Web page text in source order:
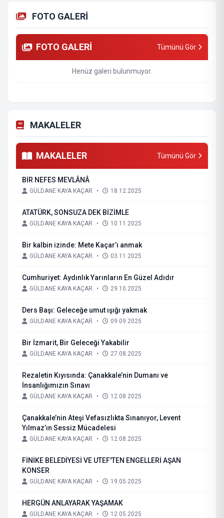
FOTO GALERİ
FOTO GALERİ Tümünü Gör
Henüz galeri bulunmuyor.
MAKALELER
MAKALELER Tümünü Gör
BİR NEFES MEVLÂNÂ
GÜLDANE KAYA KAÇAR • 18.12.2025
ATATÜRK, SONSUZA DEK BİZİMLE
GÜLDANE KAYA KAÇAR • 10.11.2025
Bir kalbin izinde: Mete Kaçar’ı anmak
GÜLDANE KAYA KAÇAR • 03.11.2025
Cumhuriyet: Aydınlık Yarınların En Güzel Adıdır
GÜLDANE KAYA KAÇAR • 29.10.2025
Ders Başı: Geleceğe umut ışığı yakmak
GÜLDANE KAYA KAÇAR • 09.09.2025
Bir İzmarit, Bir Geleceği Yakabilir
GÜLDANE KAYA KAÇAR • 27.08.2025
Rezaletin Kıyısında: Çanakkale’nin Dumanı ve
İnsanlığımızın Sınavı
GÜLDANE KAYA KAÇAR • 12.08.2025
Çanakkale’nin Ateşi Vefasızlıkta Sınanıyor, Levent
Yılmaz’ın Sessiz Mücadelesi
GÜLDANE KAYA KAÇAR • 12.08.2025
FİNİKE BELEDİYESİ VE UTEF'TEN ENGELLERİ AŞAN
KONSER
GÜLDANE KAYA KAÇAR • 19.05.2025
HERGÜN ANLAYARAK YAŞAMAK
GÜLDANE KAYA KAÇAR • 12.05.2025